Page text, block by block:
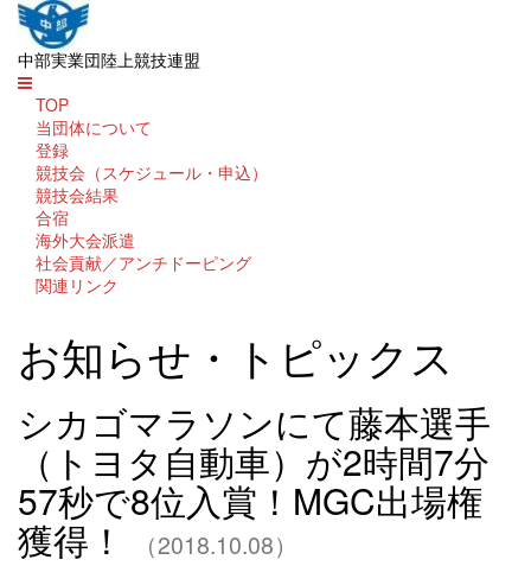
中部実業団陸上競技連盟
TOP
当団体について
登録
競技会（スケジュール・申込）
競技会結果
合宿
海外大会派遣
社会貢献／アンチドーピング
関連リンク
お知らせ・トピックス
シカゴマラソンにて藤本選手
（トヨタ自動車）が2時間7分
57秒で8位入賞！MGC出場権
獲得！ （2018.10.08）